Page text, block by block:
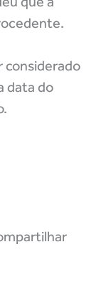
considerado
data do